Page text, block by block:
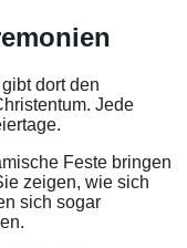
dort den
Jede
Feste bringen
zeigen, wie sich
sich sogar